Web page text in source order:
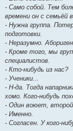
- Само собой. Тем
времени он с семьёй
- Нужна группа.
подготовки.
- Неразумно.
- Кроме того, мы
специалистов.
- Кто-нибудь из нас?
- Ученики...
- Н-да. Тогда
хомо. Кого-нибудь
- Один воюет,
- Именно.
- Согласен. У кого-